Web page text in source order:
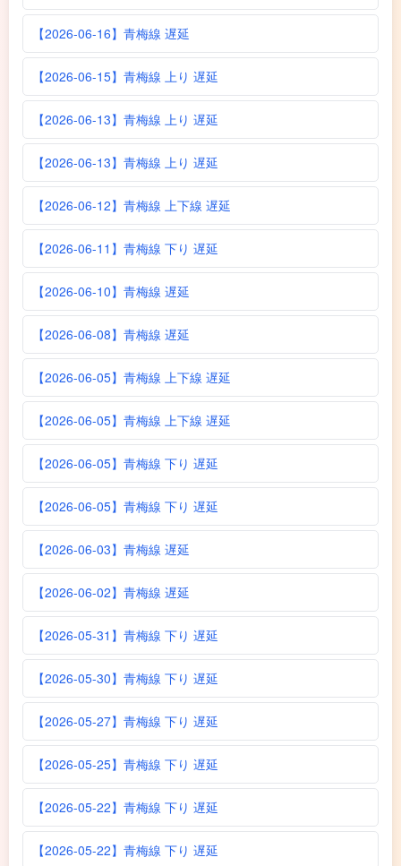
【2026-06-16】青梅線 遅延
【2026-06-15】青梅線 上り 遅延
【2026-06-13】青梅線 上り 遅延
【2026-06-13】青梅線 上り 遅延
【2026-06-12】青梅線 上下線 遅延
【2026-06-11】青梅線 下り 遅延
【2026-06-10】青梅線 遅延
【2026-06-08】青梅線 遅延
【2026-06-05】青梅線 上下線 遅延
【2026-06-05】青梅線 上下線 遅延
【2026-06-05】青梅線 下り 遅延
【2026-06-05】青梅線 下り 遅延
【2026-06-03】青梅線 遅延
【2026-06-02】青梅線 遅延
【2026-05-31】青梅線 下り 遅延
【2026-05-30】青梅線 下り 遅延
【2026-05-27】青梅線 下り 遅延
【2026-05-25】青梅線 下り 遅延
【2026-05-22】青梅線 下り 遅延
【2026-05-22】青梅線 下り 遅延